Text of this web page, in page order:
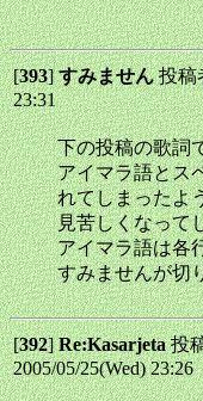
[393]すみません投稿
23:31
下の投稿の歌詞
アイマラ語とス
れてしまったよ
見苦しくなって
アイマラ語は各
すみませんが切
[392]Re:Kasarjeta投
2005/05/25(Wed) 23:26